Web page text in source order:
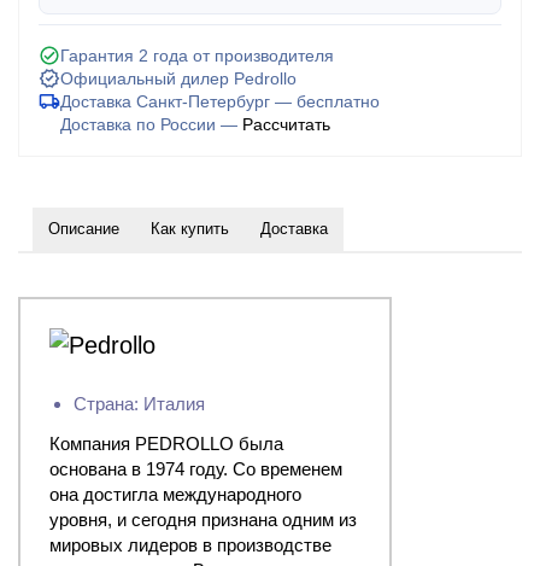
Гарантия 2 года от производителя
Официальный дилер Pedrollo
Доставка Санкт-Петербург — бесплатно
Доставка по России — Рассчитать
Описание Как купить Доставка
Страна: Италия
Компания PEDROLLO была
основана в 1974 году. Со временем
она достигла международного
уровня, и сегодня признана одним из
мировых лидеров в производстве